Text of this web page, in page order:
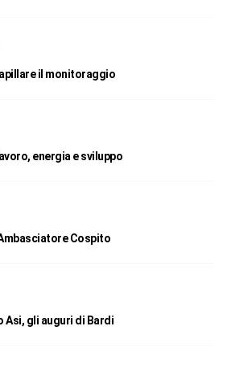
il monitoraggio
energia e sviluppo
Cospito
gli auguri di Bardi